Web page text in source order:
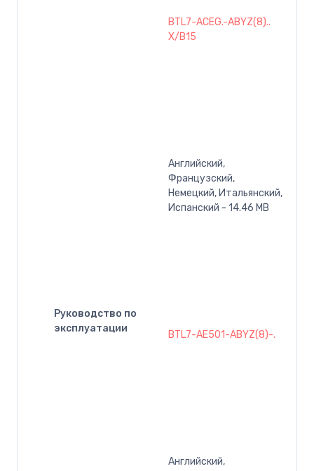
Руководство по
эксплуатации
BTL7-ACEG.-ABYZ(8)..
X/B15
Английский,
Французский,
Немецкий, Итальянский,
Испанский - 14.46 MB
BTL7-AE501-ABYZ(8)-.
Английский,